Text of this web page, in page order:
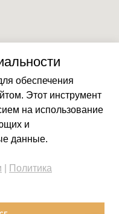
обеспечения
Этот инструмент
на использование
и
данные.
Политика